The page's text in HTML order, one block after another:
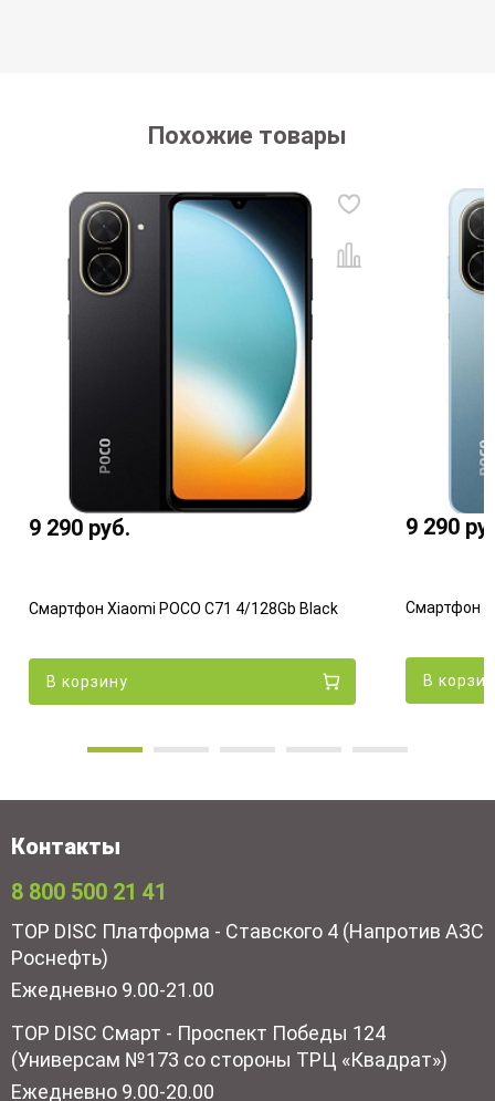
Похожие товары
9 290 руб.
Смартфон Xiaomi POCO C71 4/128Gb Black
В корзину
9 290
Смартфон
В
Контакты
8 800 500 21 41
TOP DISC Платформа - Ставского 4 (Напротив АЗС
Роснефть)
Ежедневно 9.00-21.00
TOP DISC Смарт - Проспект Победы 124
(Универсам №173 со стороны ТРЦ «Квадрат»)
Ежедневно 9.00-20.00